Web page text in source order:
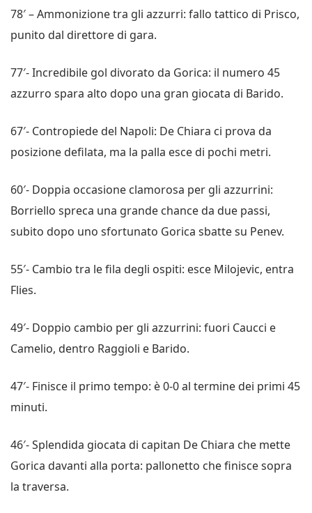
78′ – Ammonizione tra gli azzurri: fallo tattico di Prisco,
punito dal direttore di gara.
77′- Incredibile gol divorato da Gorica: il numero 45
azzurro spara alto dopo una gran giocata di Barido.
67′- Contropiede del Napoli: De Chiara ci prova da
posizione defilata, ma la palla esce di pochi metri.
60′- Doppia occasione clamorosa per gli azzurrini:
Borriello spreca una grande chance da due passi,
subito dopo uno sfortunato Gorica sbatte su Penev.
55′- Cambio tra le fila degli ospiti: esce Milojevic, entra
Flies.
49′- Doppio cambio per gli azzurrini: fuori Caucci e
Camelio, dentro Raggioli e Barido.
47′- Finisce il primo tempo: è 0-0 al termine dei primi 45
minuti.
46′- Splendida giocata di capitan De Chiara che mette
Gorica davanti alla porta: pallonetto che finisce sopra
la traversa.